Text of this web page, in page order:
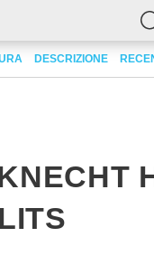
DESCRIZIONE